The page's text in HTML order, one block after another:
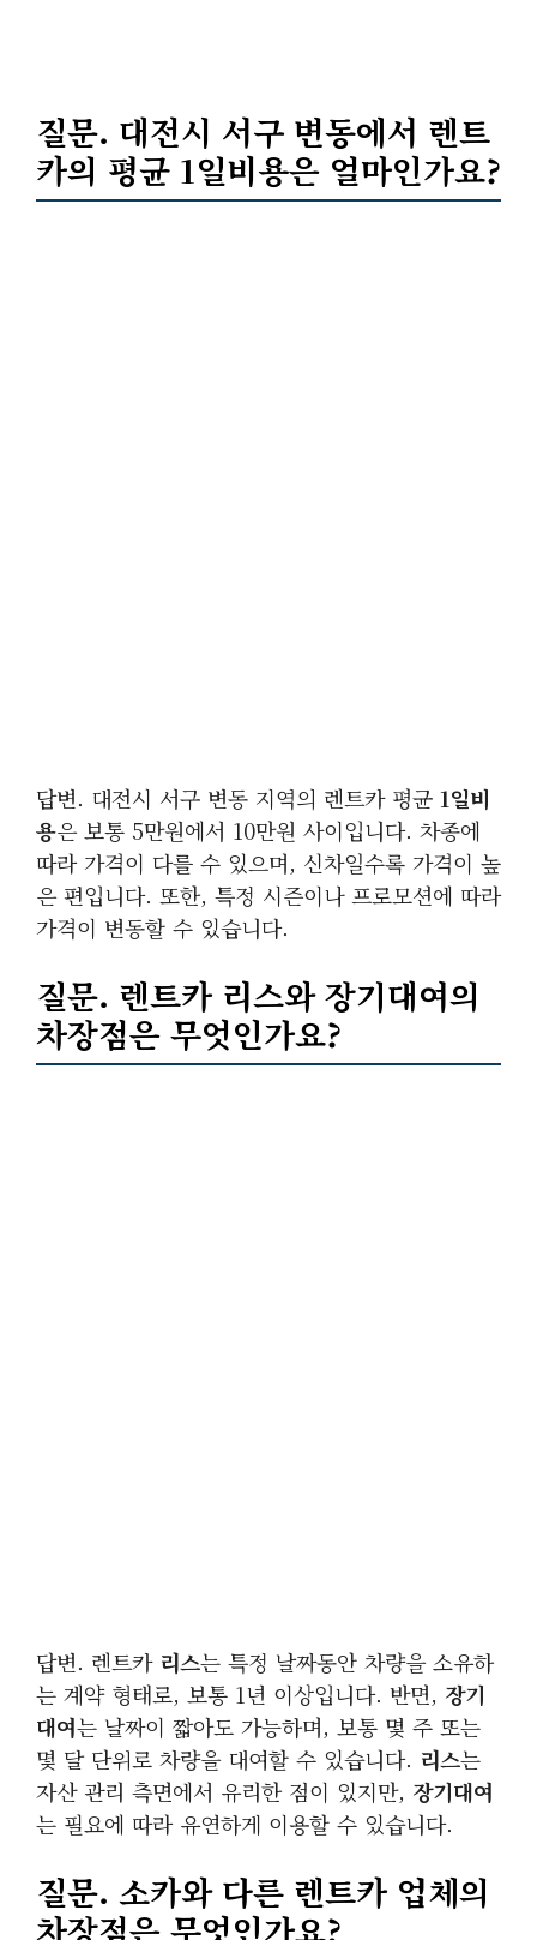
질문. 대전시 서구 변동에서 렌트
카의 평균 1일비용은 얼마인가요?
답변. 대전시 서구 변동 지역의 렌트카 평균 1일비
용은 보통 5만원에서 10만원 사이입니다. 차종에
따라 가격이 다를 수 있으며, 신차일수록 가격이 높
은 편입니다. 또한, 특정 시즌이나 프로모션에 따라
가격이 변동할 수 있습니다.
질문. 렌트카 리스와장기대여의
차장점은 무엇인가요?
답변. 렌트카 리스는 특정 날짜동안 차량을 소유하
는 계약 형태로, 보통 1년 이상입니다. 반면, 장기
대여는 날짜이 짧아도 가능하며, 보통 몇 주 또는
몇 달 단위로 차량을 대여할 수 있습니다. 리스는
자산 관리 측면에서 유리한 점이 있지만, 장기대여
는 필요에 따라 유연하게 이용할 수 있습니다.
질문. 소카와 다른 렌트카 업체의
차장점은 무엇인가요?